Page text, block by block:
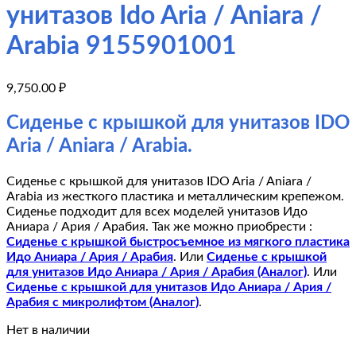
унитазов Ido Aria / Aniara /
Arabia 9155901001
9,750.00 ₽
Сиденье с крышкой для унитазов IDO
Aria / Aniara / Arabia.
Сиденье с крышкой для унитазов IDO Aria / Aniara /
Arabia из жесткого пластика и металлическим крепежом.
Сиденье подходит для всех моделей унитазов Идо
Аниара / Ария / Арабия. Так же можно приобрести :
Сиденье с крышкой быстросъемное из мягкого пластика
Идо Аниара / Ария / Арабия. Или Сиденье с крышкой
для унитазов Идо Аниара / Ария / Арабия (Аналог). Или
Сиденье с крышкой для унитазов Идо Аниара / Ария /
Арабия с микролифтом (Аналог).
Нет в наличии